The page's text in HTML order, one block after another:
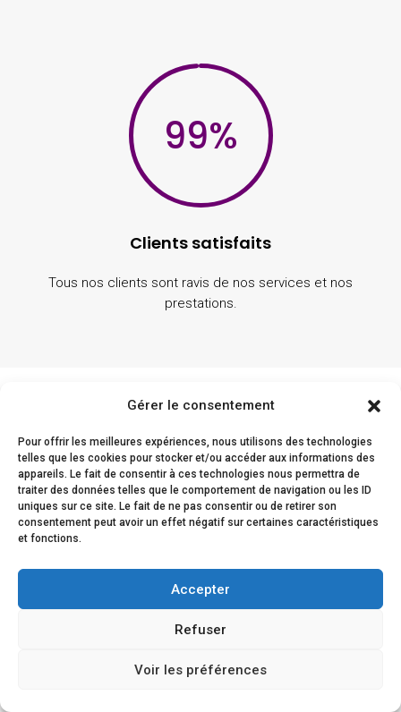
Gérer le consentement
Pour offrir les meilleures expériences, nous utilisons des technologies
telles que les cookies pour stocker et/ou accéder aux informations des
appareils. Le fait de consentir à ces technologies nous permettra de
traiter des données telles que le comportement de navigation ou les ID
uniques sur ce site. Le fait de ne pas consentir ou de retirer son
consentement peut avoir un effet négatif sur certaines caractéristiques
et fonctions.
Accepter
Refuser
Voir les préférences
99%
Clients satisfaits
Tous nos clients sont ravis de nos services et nos
prestations.
Les retours clients
La satisfaction de nos clients est prouvée par leur
fidélité et leur confiance renouvelée envers nous.